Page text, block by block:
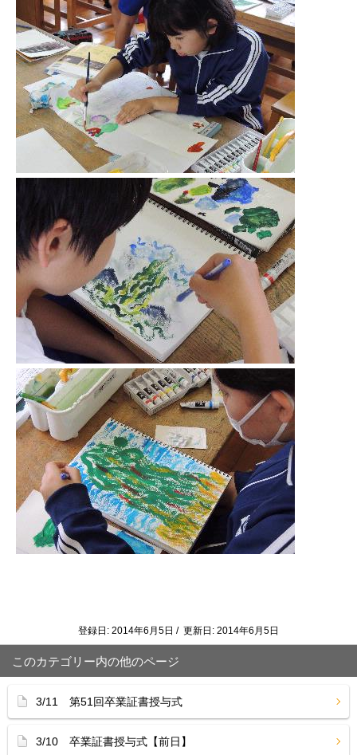
登録日: 2014年6月5日 / 更新日: 2014年6月5日
このカテゴリー内の他のページ
3/11 第51回卒業証書授与式
3/10 卒業証書授与式【前日】